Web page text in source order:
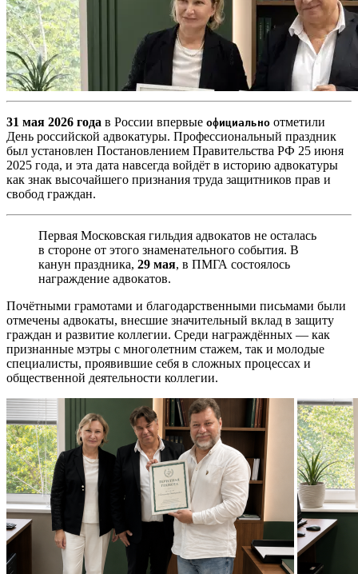
31 мая 2026 года в России впервые официально отметили
День российской адвокатуры. Профессиональный праздник
был установлен Постановлением Правительства РФ 25 июня
2025 года, и эта дата навсегда войдёт в историю адвокатуры
как знак высочайшего признания труда защитников прав и
свобод граждан.
Первая Московская гильдия адвокатов не осталась
в стороне от этого знаменательного события. В
канун праздника, 29 мая, в ПМГА состоялось
награждение адвокатов.
Почётными грамотами и благодарственными письмами были
отмечены адвокаты, внесшие значительный вклад в защиту
граждан и развитие коллегии. Среди награждённых — как
признанные мэтры с многолетним стажем, так и молодые
специалисты, проявившие себя в сложных процессах и
общественной деятельности коллегии.